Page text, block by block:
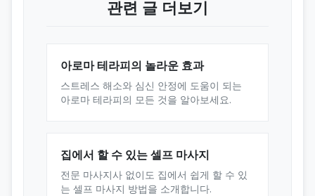
관련 글 더보기
아로마 테라피의 놀라운 효과
스트레스 해소와 심신 안정에 도움이 되는
아로마 테라피의 모든 것을 알아보세요.
집에서 할 수 있는 셀프 마사지
전문 마사지사 없이도 집에서 쉽게 할 수 있
는 셀프 마사지 방법을 소개합니다.